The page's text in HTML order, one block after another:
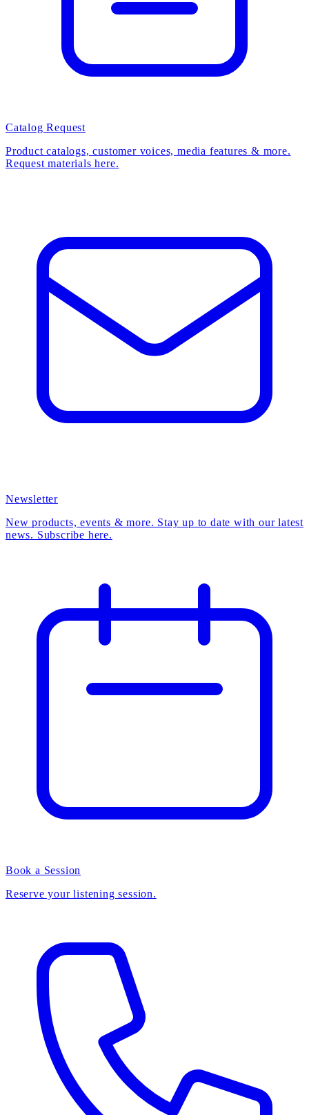
Catalog Request
Product catalogs, customer voices, media features & more.
Request materials here.
Newsletter
New products, events & more. Stay up to date with our latest
news. Subscribe here.
Book a Session
Reserve your listening session.